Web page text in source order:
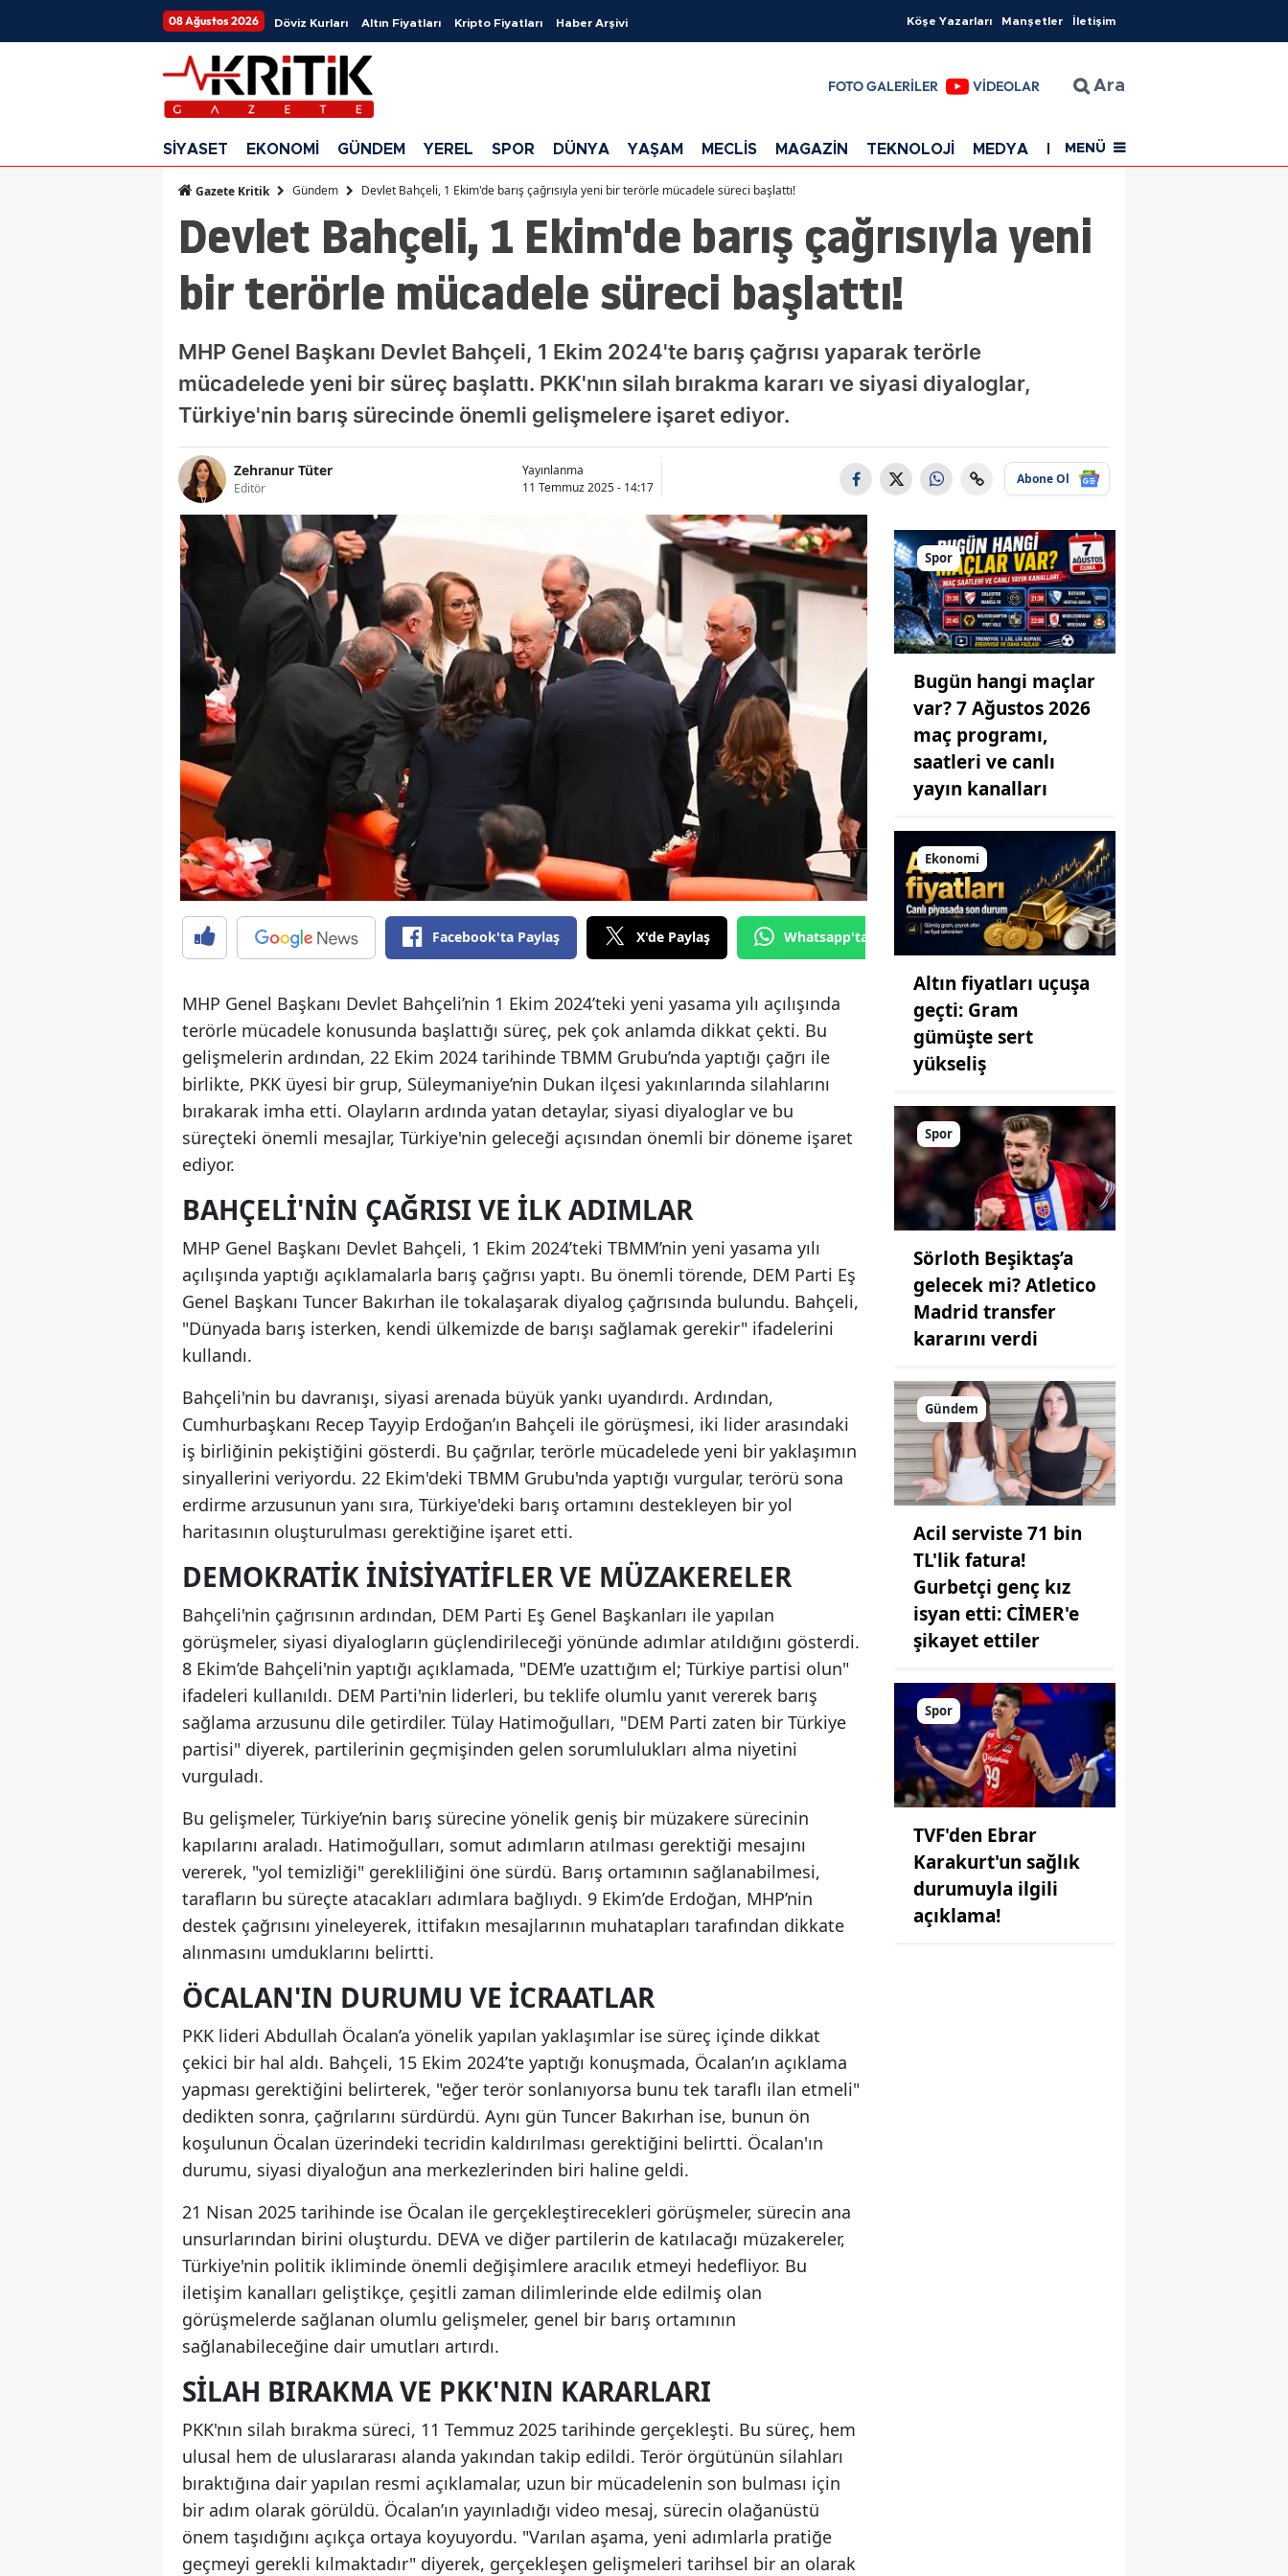
08 Ağustos 2026 Döviz Kurları Altın Fiyatları Kripto Fiyatları Haber Arşivi Köşe Yazarları Manşetler İletişim
FOTO GALERİLER VİDEOLAR Ara
SİYASET EKONOMİ GÜNDEM YEREL SPOR DÜNYA YAŞAM MECLİS MAGAZİN TEKNOLOJİ MEDYA EĞİTİM SAĞLIK
MENÜ
Gazete Kritik Gündem Devlet Bahçeli, 1 Ekim'de barış çağrısıyla yeni bir terörle mücadele süreci başlattı!
Devlet Bahçeli, 1 Ekim'de barış çağrısıyla yeni
bir terörle mücadele süreci başlattı!
MHP Genel Başkanı Devlet Bahçeli, 1 Ekim 2024'te barış çağrısı yaparak terörle
mücadelede yeni bir süreç başlattı. PKK'nın silah bırakma kararı ve siyasi diyaloglar,
Türkiye'nin barış sürecinde önemli gelişmelere işaret ediyor.
Zehranur Tüter
Editör
Yayınlanma
11 Temmuz 2025 - 14:17
Abone Ol
Facebook'ta Paylaş X'de Paylaş Whatsapp'tan Gönder
MHP Genel Başkanı Devlet Bahçeli’nin 1 Ekim 2024’teki yeni yasama yılı açılışında
terörle mücadele konusunda başlattığı süreç, pek çok anlamda dikkat çekti. Bu
gelişmelerin ardından, 22 Ekim 2024 tarihinde TBMM Grubu’nda yaptığı çağrı ile
birlikte, PKK üyesi bir grup, Süleymaniye’nin Dukan ilçesi yakınlarında silahlarını
bırakarak imha etti. Olayların ardında yatan detaylar, siyasi diyaloglar ve bu
süreçteki önemli mesajlar, Türkiye'nin geleceği açısından önemli bir döneme işaret
ediyor.
BAHÇELI'NIN ÇAĞRISI VE İLK ADIMLAR
MHP Genel Başkanı Devlet Bahçeli, 1 Ekim 2024’teki TBMM’nin yeni yasama yılı
açılışında yaptığı açıklamalarla barış çağrısı yaptı. Bu önemli törende, DEM Parti Eş
Genel Başkanı Tuncer Bakırhan ile tokalaşarak diyalog çağrısında bulundu. Bahçeli,
"Dünyada barış isterken, kendi ülkemizde de barışı sağlamak gerekir" ifadelerini
kullandı.
Bahçeli'nin bu davranışı, siyasi arenada büyük yankı uyandırdı. Ardından,
Cumhurbaşkanı Recep Tayyip Erdoğan’ın Bahçeli ile görüşmesi, iki lider arasındaki
iş birliğinin pekiştiğini gösterdi. Bu çağrılar, terörle mücadelede yeni bir yaklaşımın
sinyallerini veriyordu. 22 Ekim'deki TBMM Grubu'nda yaptığı vurgular, terörü sona
erdirme arzusunun yanı sıra, Türkiye'deki barış ortamını destekleyen bir yol
haritasının oluşturulması gerektiğine işaret etti.
DEMOKRATIK İNISIYATIFLER VE MÜZAKERELER
Bahçeli'nin çağrısının ardından, DEM Parti Eş Genel Başkanları ile yapılan
görüşmeler, siyasi diyalogların güçlendirileceği yönünde adımlar atıldığını gösterdi.
8 Ekim’de Bahçeli'nin yaptığı açıklamada, "DEM’e uzattığım el; Türkiye partisi olun"
ifadeleri kullanıldı. DEM Parti'nin liderleri, bu teklife olumlu yanıt vererek barış
sağlama arzusunu dile getirdiler. Tülay Hatimoğulları, "DEM Parti zaten bir Türkiye
partisi" diyerek, partilerinin geçmişinden gelen sorumlulukları alma niyetini
vurguladı.
Bu gelişmeler, Türkiye’nin barış sürecine yönelik geniş bir müzakere sürecinin
kapılarını araladı. Hatimoğulları, somut adımların atılması gerektiği mesajını
vererek, "yol temizliği" gerekliliğini öne sürdü. Barış ortamının sağlanabilmesi,
tarafların bu süreçte atacakları adımlara bağlıydı. 9 Ekim’de Erdoğan, MHP’nin
destek çağrısını yineleyerek, ittifakın mesajlarının muhatapları tarafından dikkate
alınmasını umduklarını belirtti.
ÖCALAN'IN DURUMU VE İCRAATLAR
PKK lideri Abdullah Öcalan’a yönelik yapılan yaklaşımlar ise süreç içinde dikkat
çekici bir hal aldı. Bahçeli, 15 Ekim 2024’te yaptığı konuşmada, Öcalan’ın açıklama
yapması gerektiğini belirterek, "eğer terör sonlanıyorsa bunu tek taraflı ilan etmeli"
dedikten sonra, çağrılarını sürdürdü. Aynı gün Tuncer Bakırhan ise, bunun ön
koşulunun Öcalan üzerindeki tecridin kaldırılması gerektiğini belirtti. Öcalan'ın
durumu, siyasi diyaloğun ana merkezlerinden biri haline geldi.
21 Nisan 2025 tarihinde ise Öcalan ile gerçekleştirecekleri görüşmeler, sürecin ana
unsurlarından birini oluşturdu. DEVA ve diğer partilerin de katılacağı müzakereler,
Türkiye'nin politik ikliminde önemli değişimlere aracılık etmeyi hedefliyor. Bu
iletişim kanalları geliştikçe, çeşitli zaman dilimlerinde elde edilmiş olan
görüşmelerde sağlanan olumlu gelişmeler, genel bir barış ortamının
sağlanabileceğine dair umutları artırdı.
SILAH BIRAKMA VE PKK'NIN KARARLARI
PKK'nın silah bırakma süreci, 11 Temmuz 2025 tarihinde gerçekleşti. Bu süreç, hem
ulusal hem de uluslararası alanda yakından takip edildi. Terör örgütünün silahları
bıraktığına dair yapılan resmi açıklamalar, uzun bir mücadelenin son bulması için
bir adım olarak görüldü. Öcalan’ın yayınladığı video mesaj, sürecin olağanüstü
önem taşıdığını açıkça ortaya koyuyordu. "Varılan aşama, yeni adımlarla pratiğe
geçmeyi gerekli kılmaktadır" diyerek, gerçekleşen gelişmeleri tarihsel bir an olarak
Spor
Bugün hangi maçlar
var? 7 Ağustos 2026
maç programı,
saatleri ve canlı
yayın kanalları
Ekonomi
Altın fiyatları uçuşa
geçti: Gram
gümüşte sert
yükseliş
Spor
Sörloth Beşiktaş’a
gelecek mi? Atletico
Madrid transfer
kararını verdi
Gündem
Acil serviste 71 bin
TL'lik fatura!
Gurbetçi genç kız
isyan etti: CİMER'e
şikayet ettiler
Spor
TVF'den Ebrar
Karakurt'un sağlık
durumuyla ilgili
açıklama!